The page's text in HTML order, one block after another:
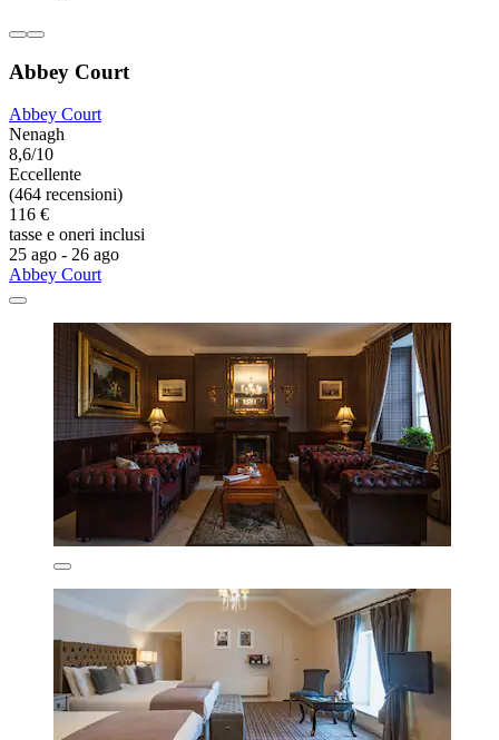
Abbey Court
Abbey Court
Nenagh
8,6/10
Eccellente
(464 recensioni)
116 €
tasse e oneri inclusi
25 ago - 26 ago
Abbey Court